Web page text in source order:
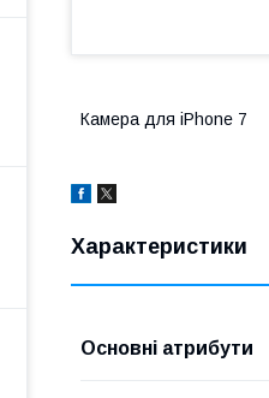
Камера для iPhone 7
Характеристики
Основні атрибути